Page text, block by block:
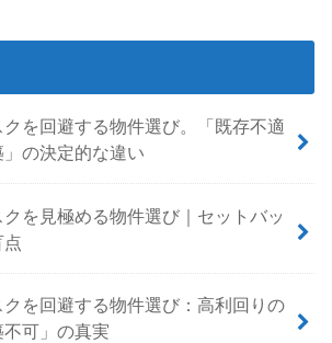
を回避する物件選び。「既存不適
の決定的な違い
を見極める物件選び｜セットバッ
点
を回避する物件選び：高利回りの
可」の真実